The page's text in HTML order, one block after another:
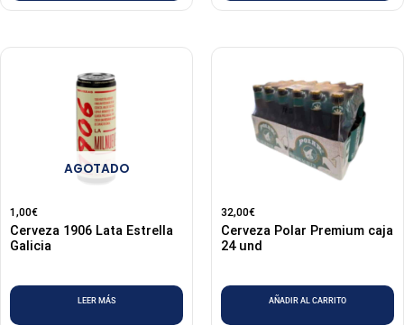
AGOTADO
1,00€
Cerveza 1906 Lata Estrella
Galicia
LEER MÁS
32,00€
Cerveza Polar Premium caja
24 und
AÑADIR AL CARRITO